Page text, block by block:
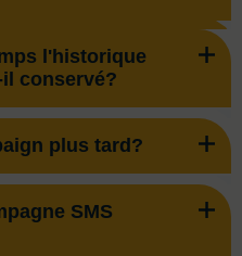
l'historique
conservé?
plus tard?
SMS